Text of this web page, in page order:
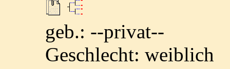
geb.: --privat--
Geschlecht: weiblich